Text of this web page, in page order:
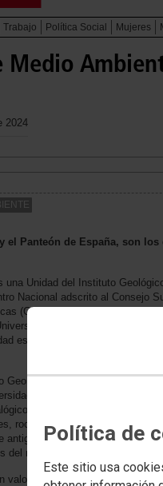
Política de
Este sitio usa
Trabajo Política Social Mujeres
Medio
2024
el Panteón de España, son los
una Unidad del Instituto
Nacional adscrito al Consejo
(CSIC), dependiente del
Por su dependencia
estatal gestionado por un Centro
Geominero son conservar,
del patrimonio geológico,
a través de las importantes
rocas y fósiles procedentes de
antiguos territorios coloniales,
del registro mundial.
valor de los fondos mediante su